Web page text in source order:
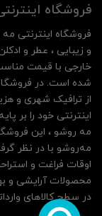
فروشگاه
فروشگاه اینترنتی
و زیبایی ، عطر و
خارجی با قیمت
شده است. در
از ترافیک شهری و
مه روشو ، این
مه‌رو‌شو با در نظر
اوقات فراغت و
محصولات آرایشی و
در سطح کالاهای